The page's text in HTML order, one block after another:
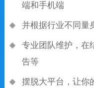
端和手机端
并根据行业不同量
专业团队维护，在
告等
摆脱大平台，让你